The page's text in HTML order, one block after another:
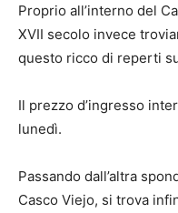
Proprio all’interno del
XVII secolo invece
questo ricco di reperti
Il prezzo d’ingresso
lunedì.
Passando dall’altra
Casco Viejo, si trova